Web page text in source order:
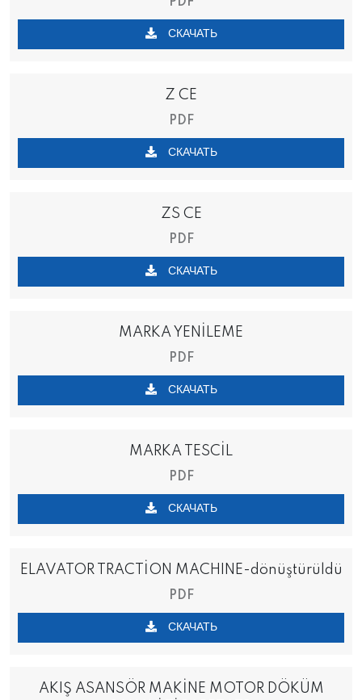
СКАЧАТЬ
Z CE
PDF
СКАЧАТЬ
ZS CE
PDF
СКАЧАТЬ
MARKA YENİLEME
PDF
СКАЧАТЬ
MARKA TESCİL
PDF
СКАЧАТЬ
ELAVATOR TRACTİON MACHINE-dönüştürüldü
PDF
СКАЧАТЬ
AKIŞ ASANSÖR MAKİNE MOTOR DÖKÜM